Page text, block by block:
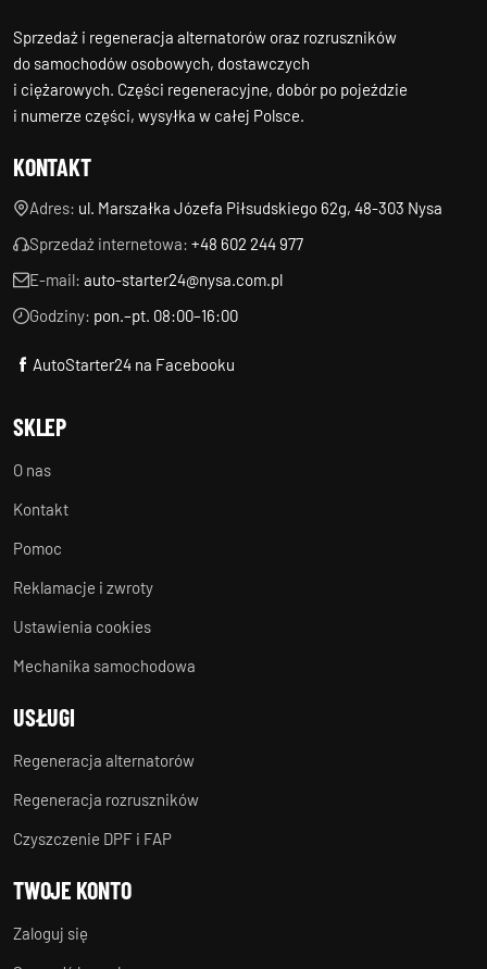
Sprzedaż i regeneracja alternatorów oraz rozruszników
do samochodów osobowych, dostawczych
i ciężarowych. Części regeneracyjne, dobór po pojeździe
i numerze części, wysyłka w całej Polsce.
KONTAKT
Adres: ul. Marszałka Józefa Piłsudskiego 62g, 48-303 Nysa
Sprzedaż internetowa: +48 602 244 977
E-mail: auto-starter24@nysa.com.pl
Godziny: pon.–pt. 08:00–16:00
AutoStarter24 na Facebooku
SKLEP
O nas
Kontakt
Pomoc
Reklamacje i zwroty
Ustawienia cookies
Mechanika samochodowa
USŁUGI
Regeneracja alternatorów
Regeneracja rozruszników
Czyszczenie DPF i FAP
TWOJE KONTO
Zaloguj się